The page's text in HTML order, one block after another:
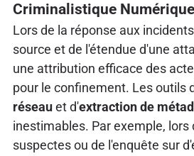
Criminalistique
Lors de la réponse aux
source et de l'étendue d'une
une attribution efficace des
pour le confinement. Les outils
réseauet d'extraction de
inestimables. Par exemple,
suspectes ou de l'enquête sur